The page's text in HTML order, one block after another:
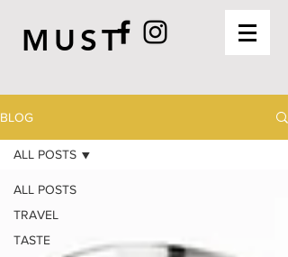
MUST
BLOG
ALL POSTS
TRAVEL
TASTE
ALL POSTS